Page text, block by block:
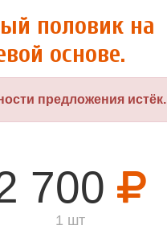
половик на
основе.
предложения истёк.
700
1 шт